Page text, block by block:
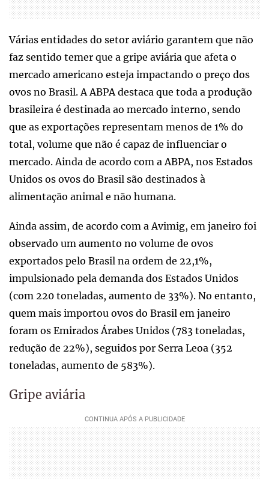
Várias entidades do setor aviário garantem que não
faz sentido temer que a gripe aviária que afeta o
mercado americano esteja impactando o preço dos
ovos no Brasil. A ABPA destaca que toda a produção
brasileira é destinada ao mercado interno, sendo
que as exportações representam menos de 1% do
total, volume que não é capaz de influenciar o
mercado. Ainda de acordo com a ABPA, nos Estados
Unidos os ovos do Brasil são destinados à
alimentação animal e não humana.
Ainda assim, de acordo com a Avimig, em janeiro foi
observado um aumento no volume de ovos
exportados pelo Brasil na ordem de 22,1%,
impulsionado pela demanda dos Estados Unidos
(com 220 toneladas, aumento de 33%). No entanto,
quem mais importou ovos do Brasil em janeiro
foram os Emirados Árabes Unidos (783 toneladas,
redução de 22%), seguidos por Serra Leoa (352
toneladas, aumento de 583%).
Gripe aviária